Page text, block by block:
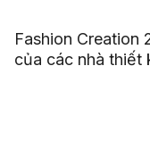
Fashion
của các nhà thiết